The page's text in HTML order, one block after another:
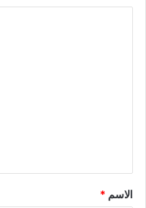
*
الاسم *